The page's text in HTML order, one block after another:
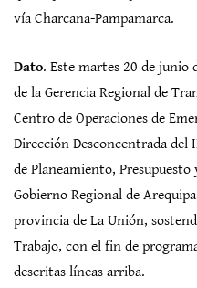
vía Charcana-Pampamarca.
Dato. Este martes 20 de junio
de la Gerencia Regional de
Centro de Operaciones de
Dirección Desconcentrada del
de Planeamiento,
Gobierno Regional de
provincia de La Unión,
Trabajo, con el fin de
descritas líneas arriba.